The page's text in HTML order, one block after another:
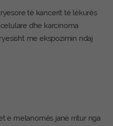
të kancerit të lëkurës
dhe karcinoma
me ekspozimin ndaj
e melanomës janë rritur nga